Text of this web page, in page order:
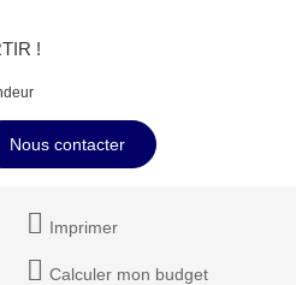
!
Nous contacter
Imprimer
Calculer mon budget